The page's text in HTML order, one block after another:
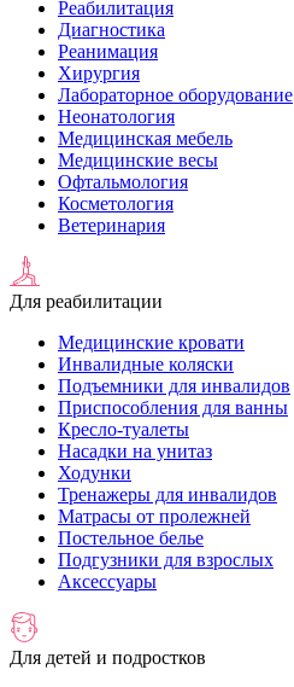
Реабилитация
Диагностика
Реанимация
Хирургия
Лабораторное оборудование
Неонатология
Медицинская мебель
Медицинские весы
Офтальмология
Косметология
Ветеринария
Для реабилитации
Медицинские кровати
Инвалидные коляски
Подъемники для инвалидов
Приспособления для ванны
Кресло-туалеты
Насадки на унитаз
Ходунки
Тренажеры для инвалидов
Матрасы от пролежней
Постельное белье
Подгузники для взрослых
Аксессуары
Для детей и подростков